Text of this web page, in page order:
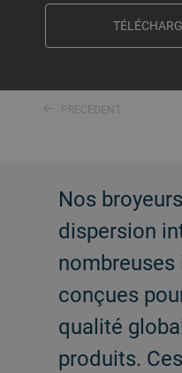
PRÉCÉDENT
Nos
dispersion
conçues
qualité
produits.